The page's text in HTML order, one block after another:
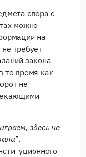
спора с
можно
на
требует
закона
то время как
не
здесь не
”.